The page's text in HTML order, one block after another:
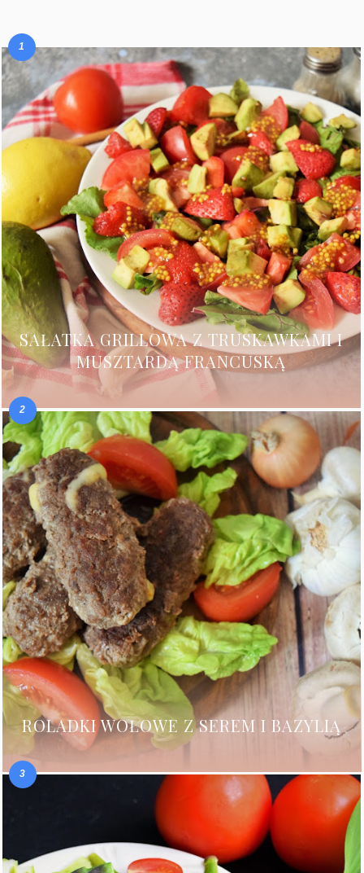
SAŁATKA GRILLOWA Z TRUSKAWKAMI I
MUSZTARDĄ FRANCUSKĄ
ROLADKI WOŁOWE Z SEREM I BAZYLIĄ